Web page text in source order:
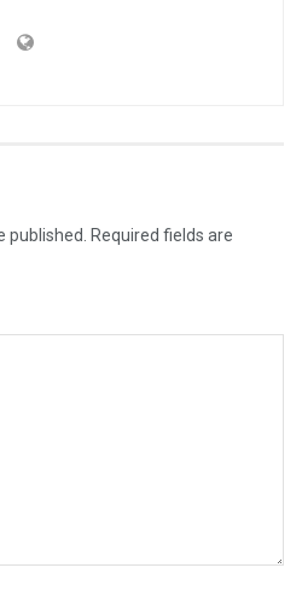
published.
Required fields are